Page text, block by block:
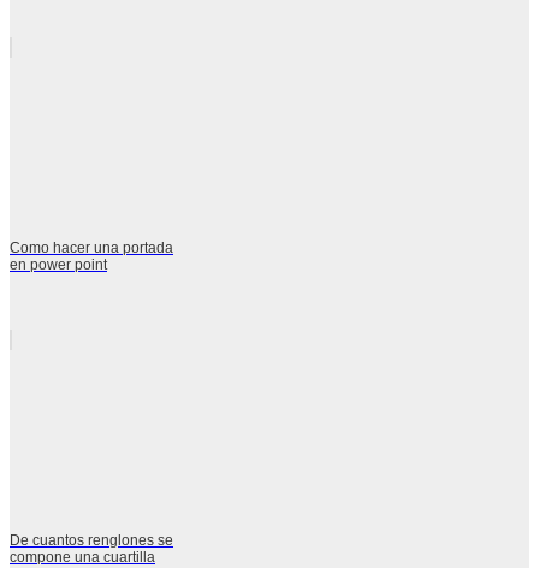
Como hacer una portada
en power point
De cuantos renglones se
compone una cuartilla